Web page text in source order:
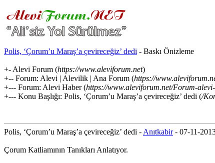
Polis, ‘Çorum’u Maraş’a çevireceğiz’ dedi - Baskı Önizleme
+- Alevi Forum (https://www.aleviforum.net)
+-- Forum: Alevi | Alevilik | Ana Forum (https://
+--- Forum: Alevi Haber (https://www.aleviforum.net/Forum-
+--- Konu Başlığı: Polis, ‘Çorum’u Maraş’a çevireceğiz’ dedi (/
Polis, ‘Çorum’u Maraş’a çevireceğiz’ dedi - Anıtkabir- 07-11-
Çorum Katliamının Tanıkları Anlatıyor.